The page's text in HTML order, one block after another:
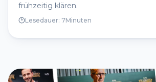
frühzeitig klären.
Lesedauer: 7Minuten